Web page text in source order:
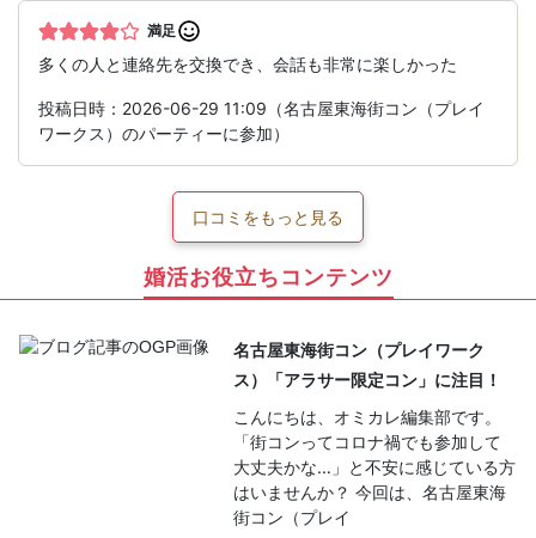
満足
多くの人と連絡先を交換でき、会話も非常に楽しかった
投稿日時：2026-06-29 11:09（名古屋東海街コン（プレイ
ワークス）のパーティーに参加）
口コミをもっと見る
婚活お役立ちコンテンツ
名古屋東海街コン（プレイワーク
ス）「アラサー限定コン」に注目！
こんにちは、オミカレ編集部です。
「街コンってコロナ禍でも参加して
大丈夫かな…」と不安に感じている方
はいませんか？ 今回は、名古屋東海
街コン（プレイ